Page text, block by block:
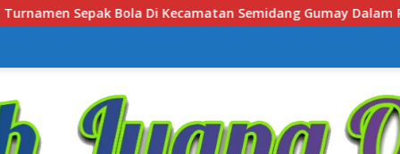
Gumay Dalam Rangka Menyambut HUT RI Ke-81